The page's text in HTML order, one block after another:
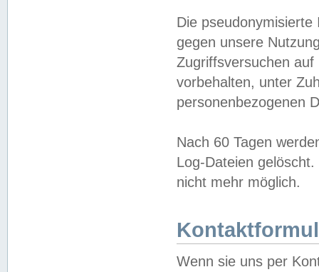
Die
gegen unsere
Zugriffsversuchen
vorbehalten, unter
personenbezogenen
Nach 60 Tagen
Log-Dateien
nicht mehr möglich.
Wenn sie uns per